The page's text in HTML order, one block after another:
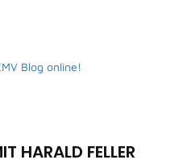
HARALD FELLER
Blog online!